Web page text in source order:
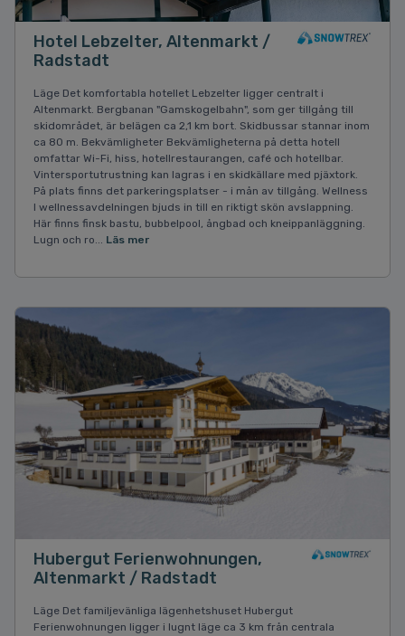
Hotel Lebzelter, Altenmarkt /
Radstadt
Läge Det komfortabla hotellet Lebzelter ligger centralt i
Altenmarkt. Bergbanan "Gamskogelbahn", som ger tillgång till
skidområdet, är belägen ca 2,1 km bort. Skidbussar stannar inom
ca 80 m. Bekvämligheter Bekvämligheterna på detta hotell
omfattar Wi-Fi, hiss, hotellrestaurangen, café och hotellbar.
Vintersportutrustning kan lagras i en skidkällare med pjäxtork.
På plats finns det parkeringsplatser - i mån av tillgång. Wellness
I wellnessavdelningen bjuds in till en riktigt skön avslappning.
Här finns finsk bastu, bubbelpool, ångbad och kneippanläggning.
Lugn och ro... Läs mer
Hubergut Ferienwohnungen,
Altenmarkt / Radstadt
Läge Det familjevänliga lägenhetshuset Hubergut
Ferienwohnungen ligger i lugnt läge ca 3 km från centrala